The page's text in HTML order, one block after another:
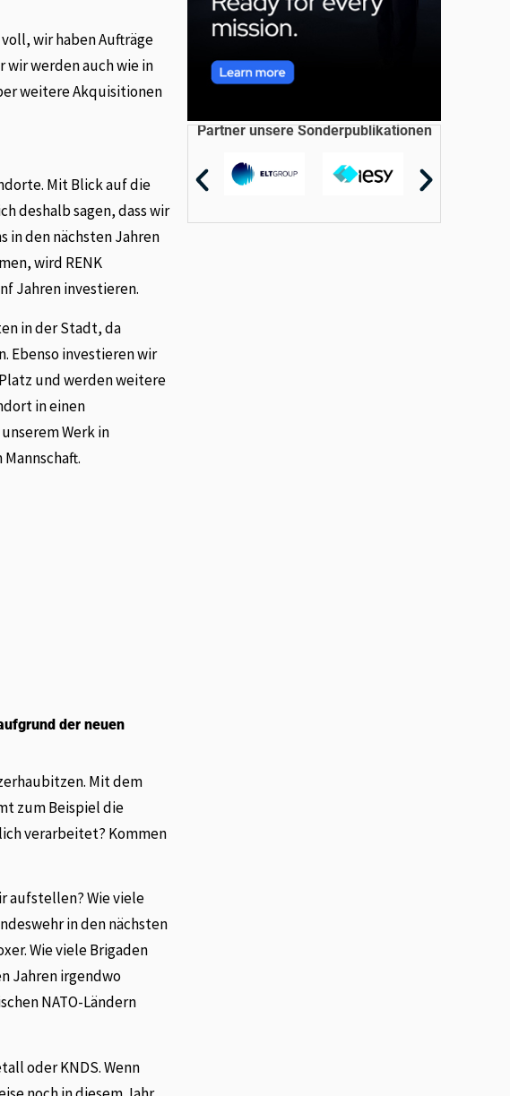
wir haben Aufträge
wir werden auch wie in
weitere Akquisitionen
Mit Blick auf die
deshalb sagen, dass wir
den nächsten Jahren
wird RENK
Jahren investieren.
in der Stadt, da
Ebenso investieren wir
und werden weitere
in einen
Werk in
der neuen
Mit dem
zum Beispiel die
verarbeitet? Kommen
aufstellen? Wie viele
in den nächsten
Wie viele Brigaden
Jahren irgendwo
NATO-Ländern
oder KNDS. Wenn
Partner unsere Sonderpublikationen